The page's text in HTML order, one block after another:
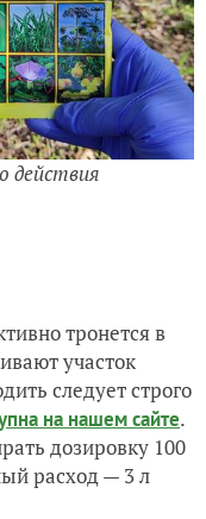
действия
тронется в
участок
следует строго
на нашем сайте.
дозировку 100
расход — 3 л